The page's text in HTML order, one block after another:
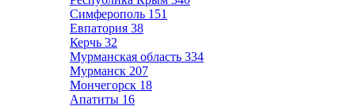
Симферополь 151
Евпатория 38
Керчь 32
Мурманская область 334
Мурманск 207
Мончегорск 18
Апатиты 16